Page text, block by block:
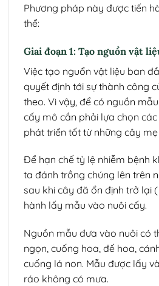
Phương pháp này được tiến
thể:
Giai đoạn 1: Tạo nguồn vật
Việc tạo nguổn vật liệu ban
quyết định tới sự thành công
theo. Vì vậy, để có nguồn
cấy mô cần phải lựa chọn
phát triển tốt từ những cây
Để hạn chế tỷ lệ nhiễm bệnh
ta đánh trồng chúng lên trên
sau khi cây đã ổn định trở lại
hành lấy mẫu vào nuôi cấy.
Nguồn mẫu đưa vào nuôi có
ngọn, cuống hoa, đế hoa,
cuống lá non. Mẫu được lấy
ráo không có mưa.